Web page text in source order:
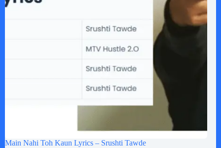
Main Nahi Toh Kaun Lyrics – Srushti Tawde